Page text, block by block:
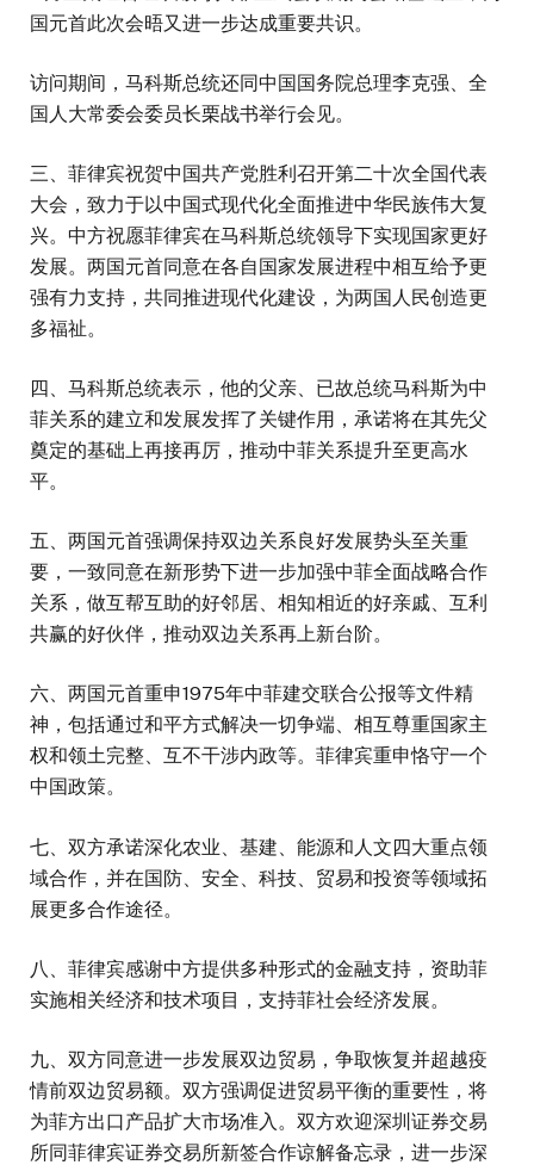
国元首此次会晤又进一步达成重要共识。
访问期间，马科斯总统还同中国国务院总理李克强、全
国人大常委会委员长栗战书举行会见。
三、菲律宾祝贺中国共产党胜利召开第二十次全国代表
大会，致力于以中国式现代化全面推进中华民族伟大复
兴。中方祝愿菲律宾在马科斯总统领导下实现国家更好
发展。两国元首同意在各自国家发展进程中相互给予更
强有力支持，共同推进现代化建设，为两国人民创造更
多福祉。
四、马科斯总统表示，他的父亲、已故总统马科斯为中
菲关系的建立和发展发挥了关键作用，承诺将在其先父
奠定的基础上再接再厉，推动中菲关系提升至更高水
平。
五、两国元首强调保持双边关系良好发展势头至关重
要，一致同意在新形势下进一步加强中菲全面战略合作
关系，做互帮互助的好邻居、相知相近的好亲戚、互利
共赢的好伙伴，推动双边关系再上新台阶。
六、两国元首重申1975年中菲建交联合公报等文件精
神，包括通过和平方式解决一切争端、相互尊重国家主
权和领土完整、互不干涉内政等。菲律宾重申恪守一个
中国政策。
七、双方承诺深化农业、基建、能源和人文四大重点领
域合作，并在国防、安全、科技、贸易和投资等领域拓
展更多合作途径。
八、菲律宾感谢中方提供多种形式的金融支持，资助菲
实施相关经济和技术项目，支持菲社会经济发展。
九、双方同意进一步发展双边贸易，争取恢复并超越疫
情前双边贸易额。双方强调促进贸易平衡的重要性，将
为菲方出口产品扩大市场准入。双方欢迎深圳证券交易
所同菲律宾证券交易所新签合作谅解备忘录，进一步深